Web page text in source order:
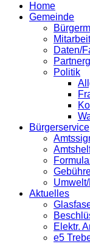
Home
Gemeinde
Daten/
Politik
Bürgerservice
Umwelt/
Aktuelles
Elektr.
e5